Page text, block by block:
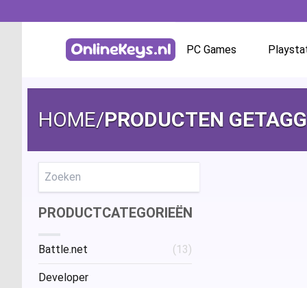
PC Games
Steam
Ubisoft / Uplay
HOME/PRODUCTEN
PRODUCTCATEGORIEËN
Battle.net (13)
Developer